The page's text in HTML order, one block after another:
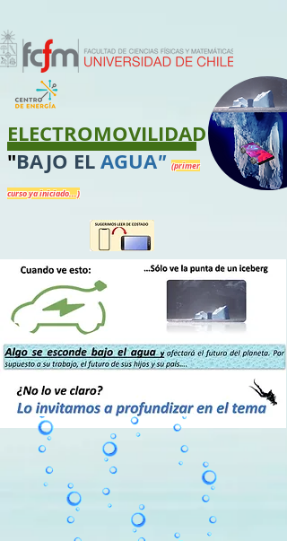
ELECTROMOVILIDAD
"BAJO ELAGUA"(primer
curso ya iniciado...)